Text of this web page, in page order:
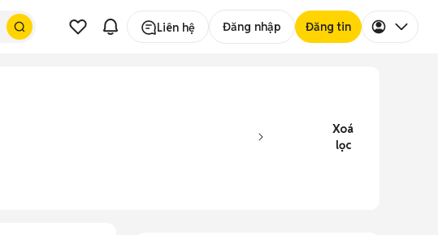
Liên hệ Đăng nhập Đăng tin
Xoá
lọc